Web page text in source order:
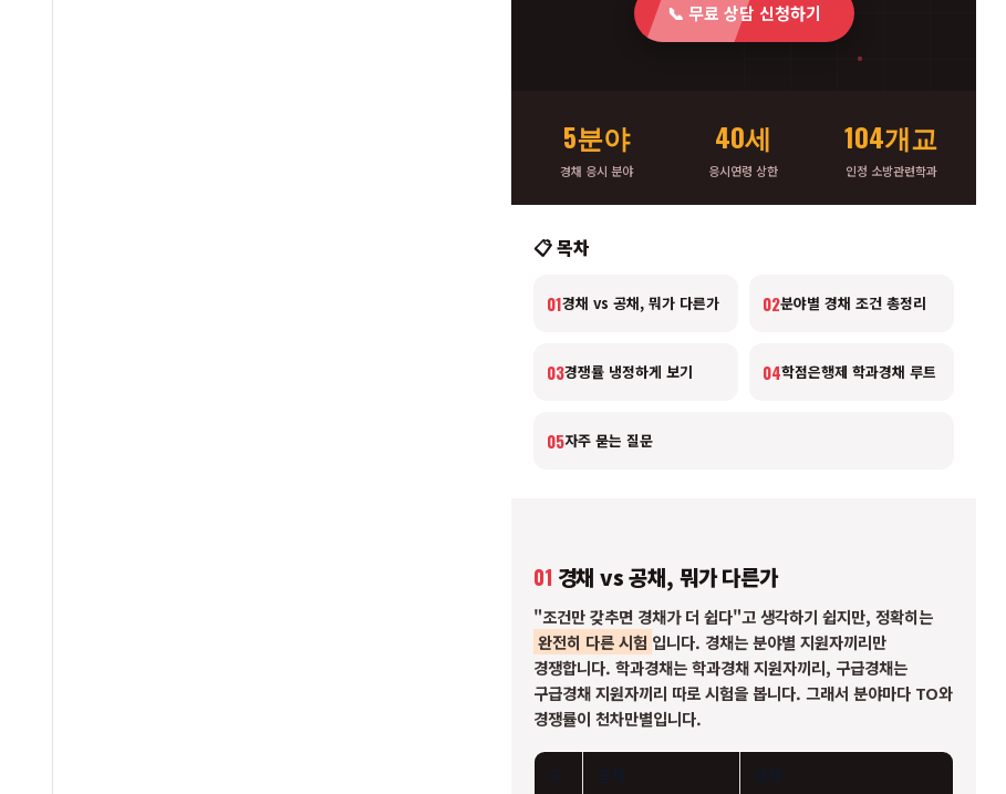
📞 무료 상담 신청하기
5분야
경채 응시 분야
40세
응시연령 상한
104개교
인정 소방관련학과
📋 목차
01경채 vs 공채, 뭐가 다른가 02분야별 경채 조건 총정리
03경쟁률 냉정하게 보기 04학점은행제 학과경채 루트
05자주 묻는 질문
01 경채 vs 공채, 뭐가 다른가
"조건만 갖추면 경채가 더 쉽다"고 생각하기 쉽지만, 정확히는
완전히 다른 시험 입니다. 경채는 분야별 지원자끼리만
경쟁합니다. 학과경채는 학과경채 지원자끼리, 구급경채는
구급경채 지원자끼리 따로 시험을 봅니다. 그래서 분야마다 TO와
경쟁률이 천차만별입니다.